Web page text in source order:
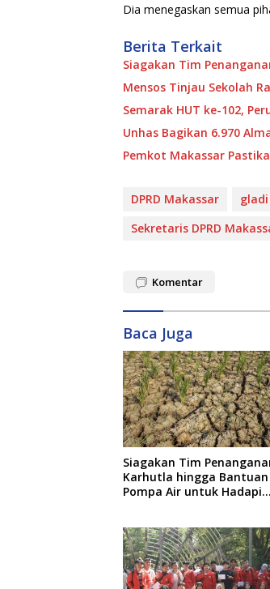
Dia menegaskan semua
Berita Terkait
Siagakan Tim
Mensos Tinjau Sekolah
Semarak HUT ke-102,
Unhas Bagikan 6.970
Pemkot Makassar
DPRD Makassar
Sekretaris DPRD
Komentar
Baca Juga
Siagakan Tim
Karhutla hingga Bantuan
Pompa Air untuk Hadapi